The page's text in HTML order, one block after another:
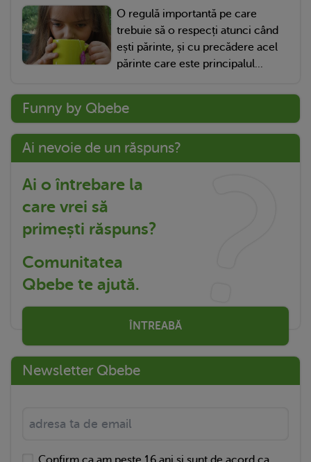
O regulă importantă pe care
trebuie să o respecți atunci când
ești părinte, și cu precădere acel
părinte care este principalul...
Funny by Qbebe
Ai nevoie de un răspuns?
Ai o întrebare la
care vrei să
primești răspuns?
Comunitatea
Qbebe te ajută.
ÎNTREABĂ
Newsletter Qbebe